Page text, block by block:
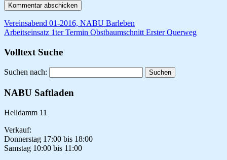
Vereinsabend 01-2016, NABU Barleben
Arbeitseinsatz 1ter Termin Obstbaumschnitt Erster Querweg
Volltext Suche
Suchen nach:
NABU Saftladen
Helldamm 11
Verkauf:
Donnerstag 17:00 bis 18:00
Samstag 10:00 bis 11:00